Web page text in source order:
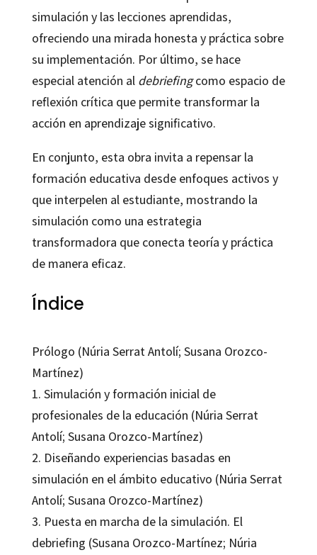
simulación y las lecciones aprendidas,
ofreciendo una mirada honesta y práctica sobre
su implementación. Por último, se hace
especial atención al debriefingcomo espacio de
reflexión crítica que permite transformar la
acción en aprendizaje significativo.
En conjunto, esta obra invita a repensar la
formación educativa desde enfoques activos y
que interpelen al estudiante, mostrando la
simulación como una estrategia
transformadora que conecta teoría y práctica
de manera eficaz.
Índice
Prólogo (Núria Serrat Antolí; Susana Orozco-
Martínez)
1. Simulación y formación inicial de
profesionales de la educación (Núria Serrat
Antolí; Susana Orozco-Martínez)
2. Diseñando experiencias basadas en
simulación en el ámbito educativo (Núria Serrat
Antolí; Susana Orozco-Martínez)
3. Puesta en marcha de la simulación. El
debriefing (Susana Orozco-Martínez; Núria